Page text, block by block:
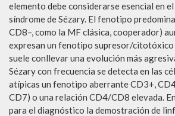
elemento debe considerarse esencial en
síndrome de Sézary. El fenotipo
CD8–, como la MF clásica, cooperador)
expresan un fenotipo supresor/
suele conllevar una evolución más
Sézary con frecuencia se detecta en las
atípicas un fenotipo aberrante CD3+,
CD7) o una relación CD4/CD8 elevada.
para el diagnóstico la demostración de